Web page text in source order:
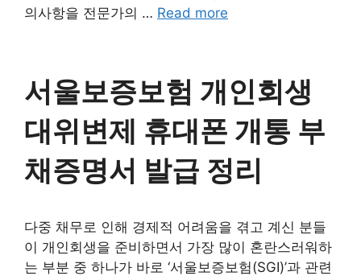
의사항을 전문가의 … Read more
서울보증보험 개인회생
대위변제 휴대폰 개통 부
채증명서 발급 정리
다중 채무로 인해 경제적 어려움을 겪고 계신 분들
이 개인회생을 준비하면서 가장 많이 혼란스러워하
는 부분 중 하나가 바로 ‘서울보증보험(SGI)’과 관련